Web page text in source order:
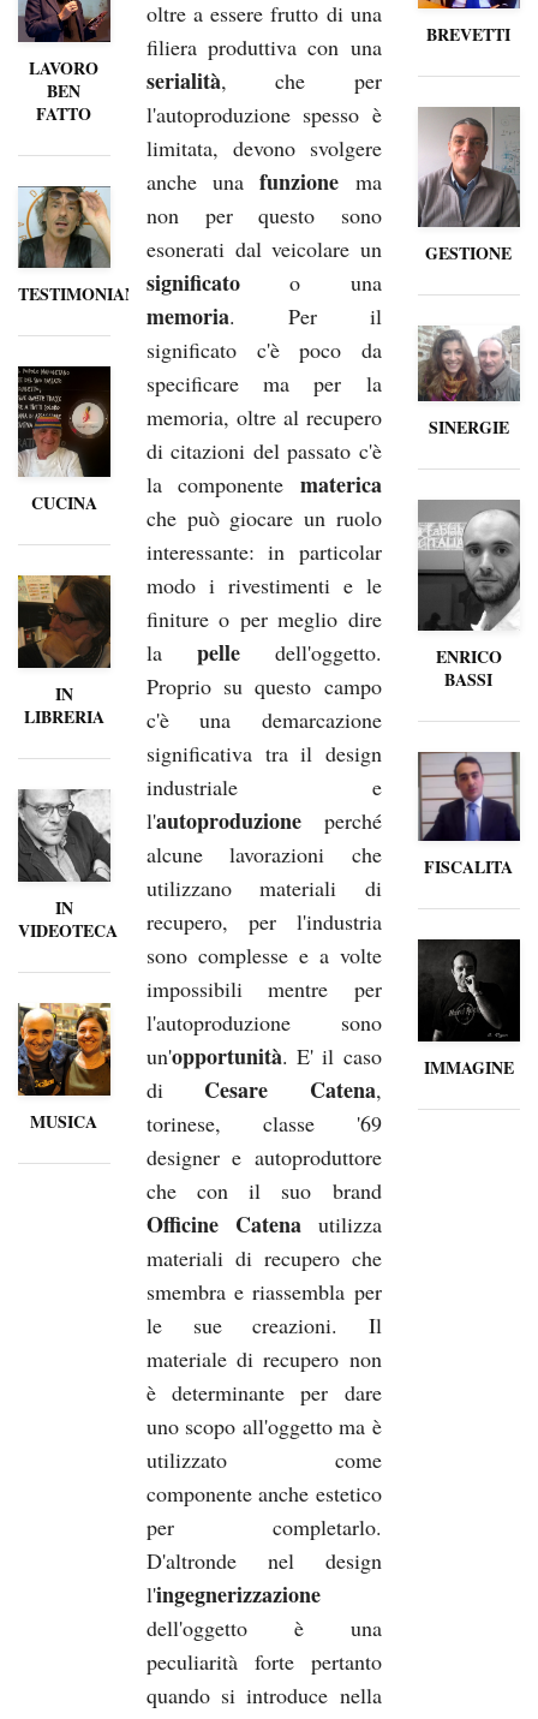
LAVORO
BEN
FATTO
TESTIMONIANZE
CUCINA
IN
LIBRERIA
IN
VIDEOTECA
MUSICA
oltre a essere frutto di una
filiera produttiva con una
serialità, che per
l'autoproduzione spesso è
limitata, devono svolgere
anche unafunzione ma
non per questo sono
esonerati dal veicolare un
significatoo una
memoria. Per il
significato c'è poco da
specificare ma per la
memoria, oltre al recupero
di citazioni del passato c'è
la componente materica
che può giocare un ruolo
interessante: in particolar
modo i rivestimenti e le
finiture o per meglio dire
la pelledell'oggetto.
Proprio su questo campo
c'è una demarcazione
significativa tra il design
industriale e
l'autoproduzioneperché
alcune lavorazioni che
utilizzano materiali di
recupero, per l'industria
sono complesse e a volte
impossibili mentre per
l'autoproduzione sono
un'opportunità. E' il caso
di Cesare Catena,
torinese, classe '69
designer e autoproduttore
che con il suo brand
Officine Catenautilizza
materiali di recupero che
smembra e riassembla per
le sue creazioni. Il
materiale di recupero non
è determinante per dare
uno scopo all'oggetto ma è
utilizzato come
componente anche estetico
per completarlo.
D'altronde nel design
l'ingegnerizzazione
dell'oggetto è una
peculiarità forte pertanto
quando si introduce nella
BREVETTI
GESTIONE
SINERGIE
ENRICO
BASSI
FISCALITA
IMMAGINE